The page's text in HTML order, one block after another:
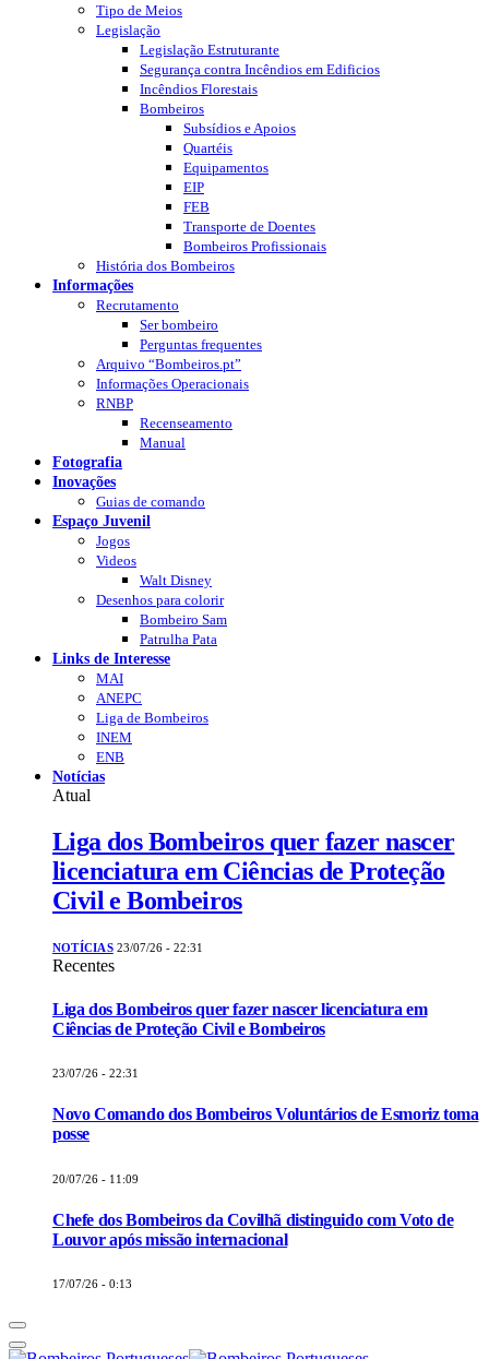
Tipo de Meios
Legislação
Legislação Estruturante
Segurança contra Incêndios em Edificios
Incêndios Florestais
Bombeiros
Subsídios e Apoios
Quartéis
Equipamentos
EIP
FEB
Transporte de Doentes
Bombeiros Profissionais
História dos Bombeiros
Informações
Recrutamento
Ser bombeiro
Perguntas frequentes
Arquivo “Bombeiros.pt”
Informações Operacionais
RNBP
Recenseamento
Manual
Fotografia
Inovações
Guias de comando
Espaço Juvenil
Jogos
Videos
Walt Disney
Desenhos para colorir
Bombeiro Sam
Patrulha Pata
Links de Interesse
MAI
ANEPC
Liga de Bombeiros
INEM
ENB
Notícias
Atual
Liga dos Bombeiros quer fazer nascer
licenciatura em Ciências de Proteção
Civil e Bombeiros
NOTÍCIAS 23/07/26 - 22:31
Recentes
Liga dos Bombeiros quer fazer nascer licenciatura em
Ciências de Proteção Civil e Bombeiros
23/07/26 - 22:31
Novo Comando dos Bombeiros Voluntários de Esmoriz toma
posse
20/07/26 - 11:09
Chefe dos Bombeiros da Covilhã distinguido com Voto de
Louvor após missão internacional
17/07/26 - 0:13